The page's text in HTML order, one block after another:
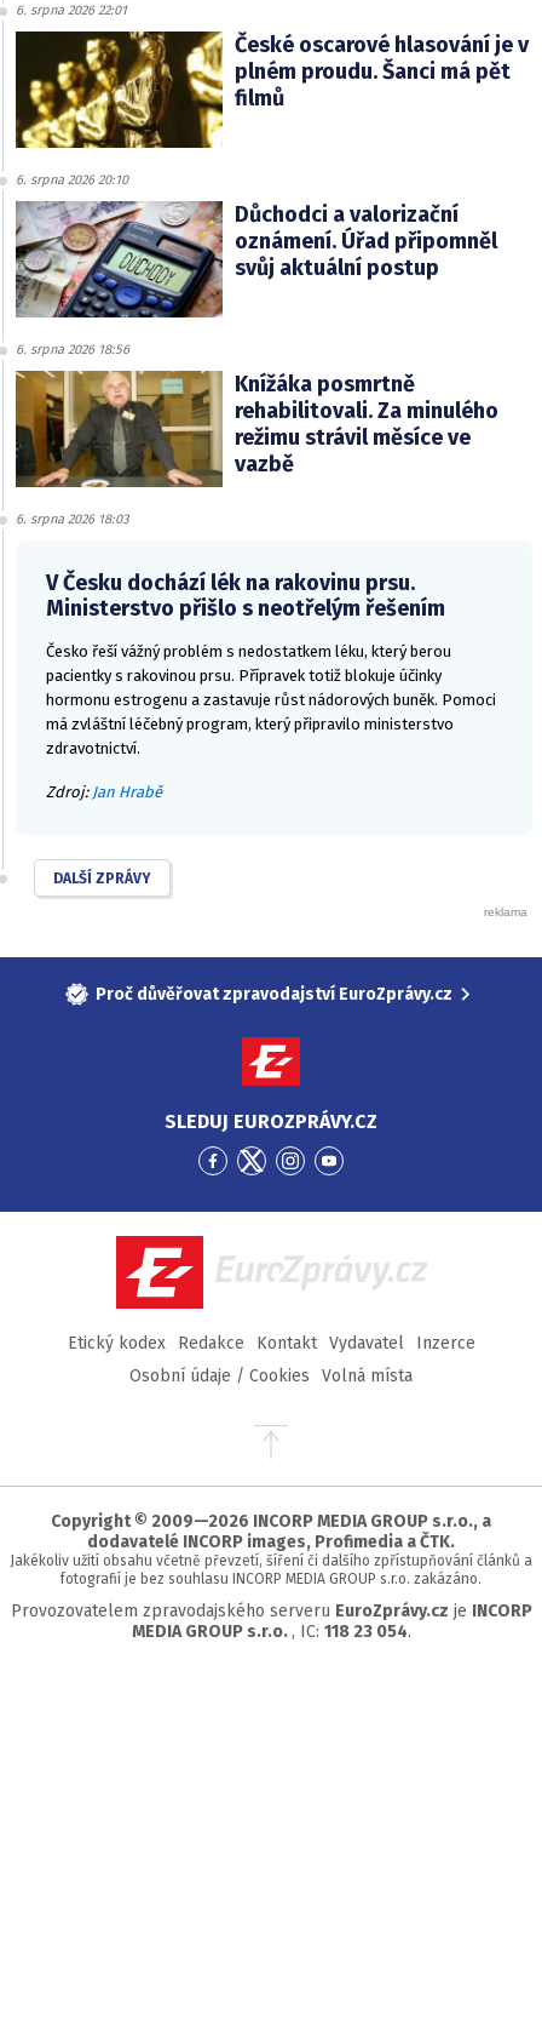
6. srpna 2026 22:01
České oscarové hlasování je v
plném proudu. Šanci má pět
filmů
6. srpna 2026 20:10
Důchodci a valorizační
oznámení. Úřad připomněl
svůj aktuální postup
6. srpna 2026 18:56
Knížáka posmrtně
rehabilitovali. Za minulého
režimu strávil měsíce ve
vazbě
6. srpna 2026 18:03
V Česku dochází lék na rakovinu prsu.
Ministerstvo přišlo s neotřelým řešením
Česko řeší vážný problém s nedostatkem léku, který berou
pacientky s rakovinou prsu. Přípravek totiž blokuje účinky
hormonu estrogenu a zastavuje růst nádorových buněk. Pomoci
má zvláštní léčebný program, který připravilo ministerstvo
zdravotnictví.
Zdroj: Jan Hrabě
DALŠÍ ZPRÁVY
Proč důvěřovat zpravodajství EuroZprávy.cz
SLEDUJ EUROZPRÁVY.CZ
Přejít
Facebook
Přejít
Twitter
Přejít
Instagram
Přejít
YouTube
EuroZprávy.cz
Etický kodex Redakce Kontakt Vydavatel
Inzerce
Osobní údaje / Cookies
Volná místa
Přejít
stránky
Copyright © 2009—2026 INCORP MEDIA GROUP s.r.o., a
dodavatelé INCORP images, Profimedia a ČTK.
Jakékoliv užití obsahu včetně převzetí, šíření či dalšího zpřístupňování článků a
fotografií je bez souhlasu INCORP MEDIA GROUP s.r.o. zakázáno.
Provozovatelem zpravodajského serveru EuroZprávy.cz je INCORP
MEDIA GROUP s.r.o. , IC: 118 23 054.